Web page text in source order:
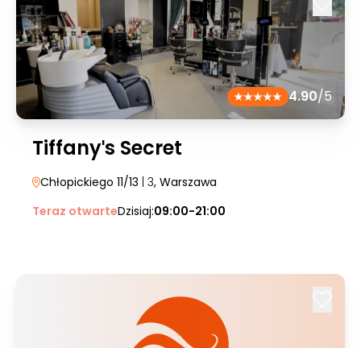
4.90/5
Tiffanyˈs Secret
Chłopickiego 11/13 | 3, Warszawa
Teraz otwarteDzisiaj:09:00-21:00